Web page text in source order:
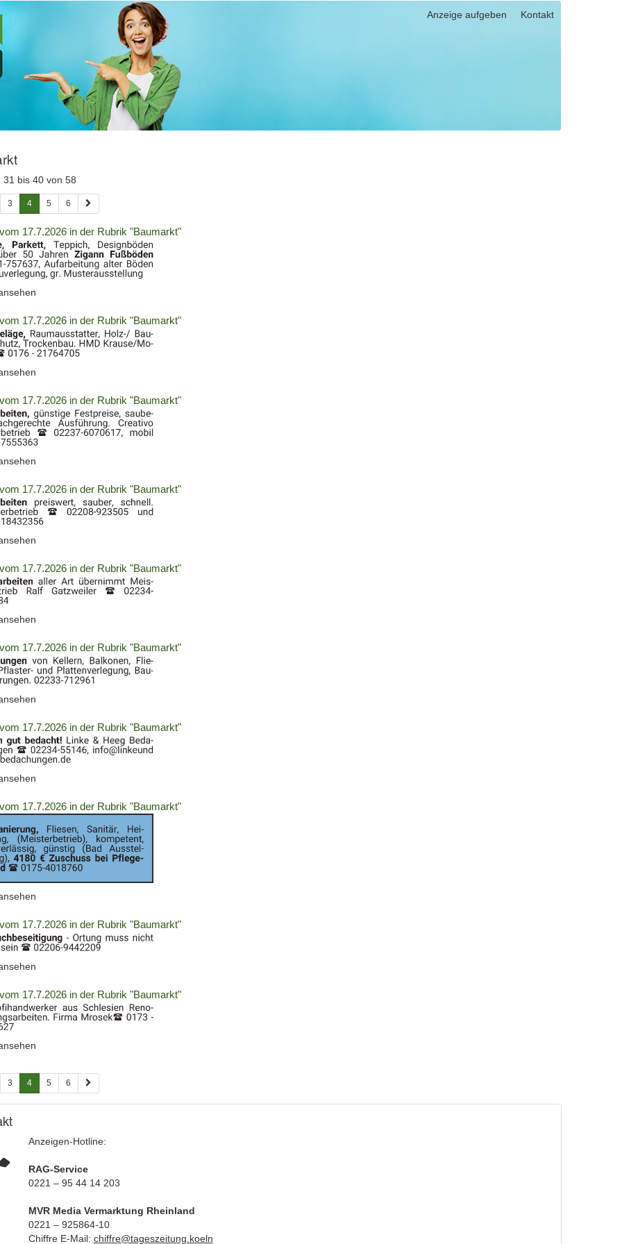
Anzeige aufgeben Kontakt
auch ein Datum im Format TT.MM.JJJJ (zum Beispiel 01.08.2025) eingeben, um nach einem bestimmten Datum zu suchen.
Drücken Sie die Eingabetaste, um Unterkategorien ein- oder auszuklappen und Links zu öffnen. Mit Pfeil rechts klappen Sie auf, mit Pfeil
31 bis 40 von 58
3 4 5 6
17.7.2026 in der Rubrik "Baumarkt"
(ID:
17.7.2026 in der Rubrik "Baumarkt"
(ID:
17.7.2026 in der Rubrik "Baumarkt"
(ID:
17.7.2026 in der Rubrik "Baumarkt"
(ID:
17.7.2026 in der Rubrik "Baumarkt"
(ID:
17.7.2026 in der Rubrik "Baumarkt"
(ID:
17.7.2026 in der Rubrik "Baumarkt"
(ID:
17.7.2026 in der Rubrik "Baumarkt"
(ID:
17.7.2026 in der Rubrik "Baumarkt"
(ID:
17.7.2026 in der Rubrik "Baumarkt"
(ID:
3 4 5 6
Anzeigen-Hotline:
RAG-Service
0221 – 95 44 14 203
MVR Media Vermarktung Rheinland
0221 – 925864-10
Chiffre E-Mail: chiffre@tageszeitung.koeln